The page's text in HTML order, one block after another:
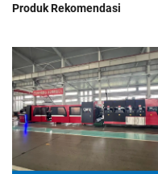
Produk Rekomendasi